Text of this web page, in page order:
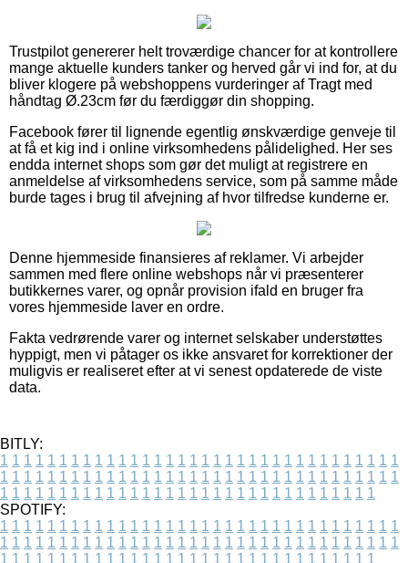
Trustpilot genererer helt troværdige chancer for at kontrollere
mange aktuelle kunders tanker og herved går vi ind for, at du
bliver klogere på webshoppens vurderinger af Tragt med
håndtag Ø.23cm før du færdiggør din shopping.
Facebook fører til lignende egentlig ønskværdige genveje til
at få et kig ind i online virksomhedens pålidelighed. Her ses
endda internet shops som gør det muligt at registrere en
anmeldelse af virksomhedens service, som på samme måde
burde tages i brug til afvejning af hvor tilfredse kunderne er.
Denne hjemmeside finansieres af reklamer. Vi arbejder
sammen med flere online webshops når vi præsenterer
butikkernes varer, og opnår provision ifald en bruger fra
vores hjemmeside laver en ordre.
Fakta vedrørende varer og internet selskaber understøttes
hyppigt, men vi påtager os ikke ansvaret for korrektioner der
muligvis er realiseret efter at vi senest opdaterede de viste
data.
BITLY:
1 1 1 1 1 1 1 1 1 1 1 1 1 1 1 1 1 1 1 1 1 1 1 1 1 1 1 1 1 1 1 1 1 1
1 1 1 1 1 1 1 1 1 1 1 1 1 1 1 1 1 1 1 1 1 1 1 1 1 1 1 1 1 1 1 1 1 1
1 1 1 1 1 1 1 1 1 1 1 1 1 1 1 1 1 1 1 1 1 1 1 1 1 1 1 1 1 1 1 1
SPOTIFY:
1 1 1 1 1 1 1 1 1 1 1 1 1 1 1 1 1 1 1 1 1 1 1 1 1 1 1 1 1 1 1 1 1 1
1 1 1 1 1 1 1 1 1 1 1 1 1 1 1 1 1 1 1 1 1 1 1 1 1 1 1 1 1 1 1 1 1 1
1 1 1 1 1 1 1 1 1 1 1 1 1 1 1 1 1 1 1 1 1 1 1 1 1 1 1 1 1 1 1 1